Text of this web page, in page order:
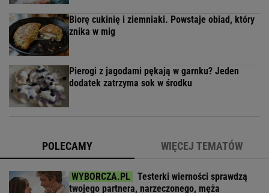
Biorę cukinię i ziemniaki. Powstaje obiad, który
znika w mig
Pierogi z jagodami pękają w garnku? Jeden
dodatek zatrzyma sok w środku
POLECAMY WIĘCEJ TEMATÓW
Testerki wierności sprawdzą
twojego partnera, narzeczonego, męża